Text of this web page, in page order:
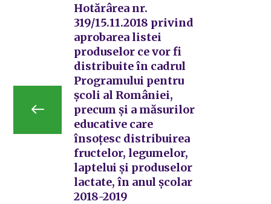
Hotărârea nr.
319/15.11.2018 privind
aprobarea listei
produselor ce vor fi
distribuite în cadrul
Programului pentru
școli al României,
precum și a măsurilor
educative care
însoțesc distribuirea
fructelor, legumelor,
laptelui și produselor
lactate, în anul școlar
2018-2019